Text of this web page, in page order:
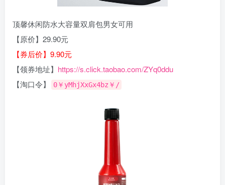
顶馨休闲防水大容量双肩包男女可用
【原价】29.90元
【券后价】9.90元
【领券地址】 https://s.click.taobao.com/ZYq0ddu
【淘口令】
0￥yMhjXxGx4bz￥/